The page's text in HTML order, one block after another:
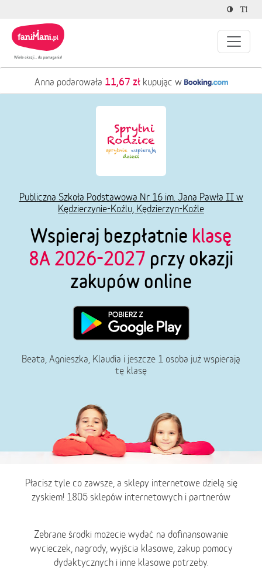
Anna podarowała 11,67 złkupując w
Publiczna Szkoła Podstawowa Nr 16 im. Jana Pawła II w
Kędzierzynie-Koźlu, Kędzierzyn-Koźle
Wspieraj bezpłatnie klasę
8A 2026-2027 przy okazji
zakupów online
Beata, Agnieszka, Klaudia i jeszcze 1 osoba już wspierają
tę klasę
Płacisz tyle co zawsze, a sklepy internetowe dzielą się
zyskiem! 1805 sklepów internetowych i partnerów
Zebrane środki możecie wydać na dofinansowanie
wycieczek, nagrody, wyjścia klasowe, zakup pomocy
dydaktycznych i inne klasowe potrzeby.